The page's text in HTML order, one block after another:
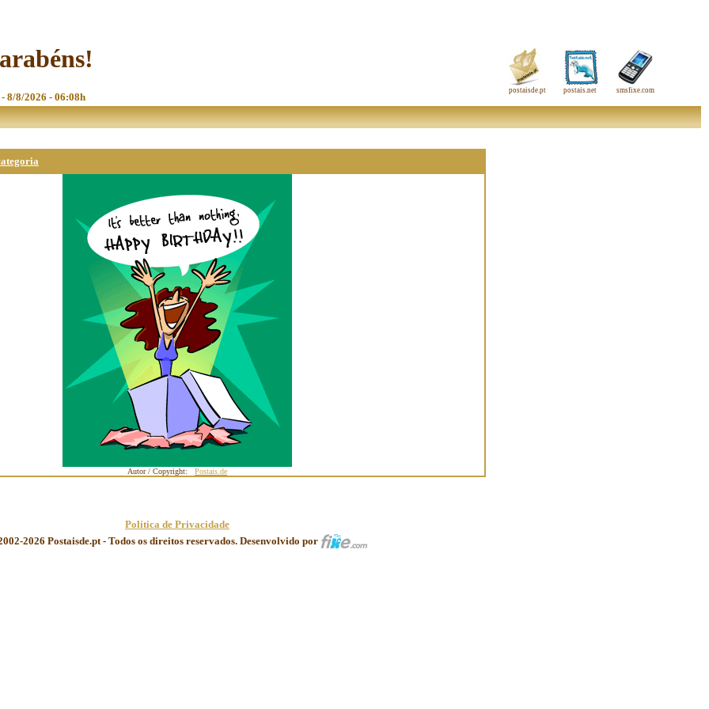
8/8/2026 - 06:08h
postaisde.pt postais.net smsfixe.com
Autor / Copyright: Postais.de
Política de Privacidade
2026 Postaisde.pt - Todos os direitos reservados. Desenvolvido por